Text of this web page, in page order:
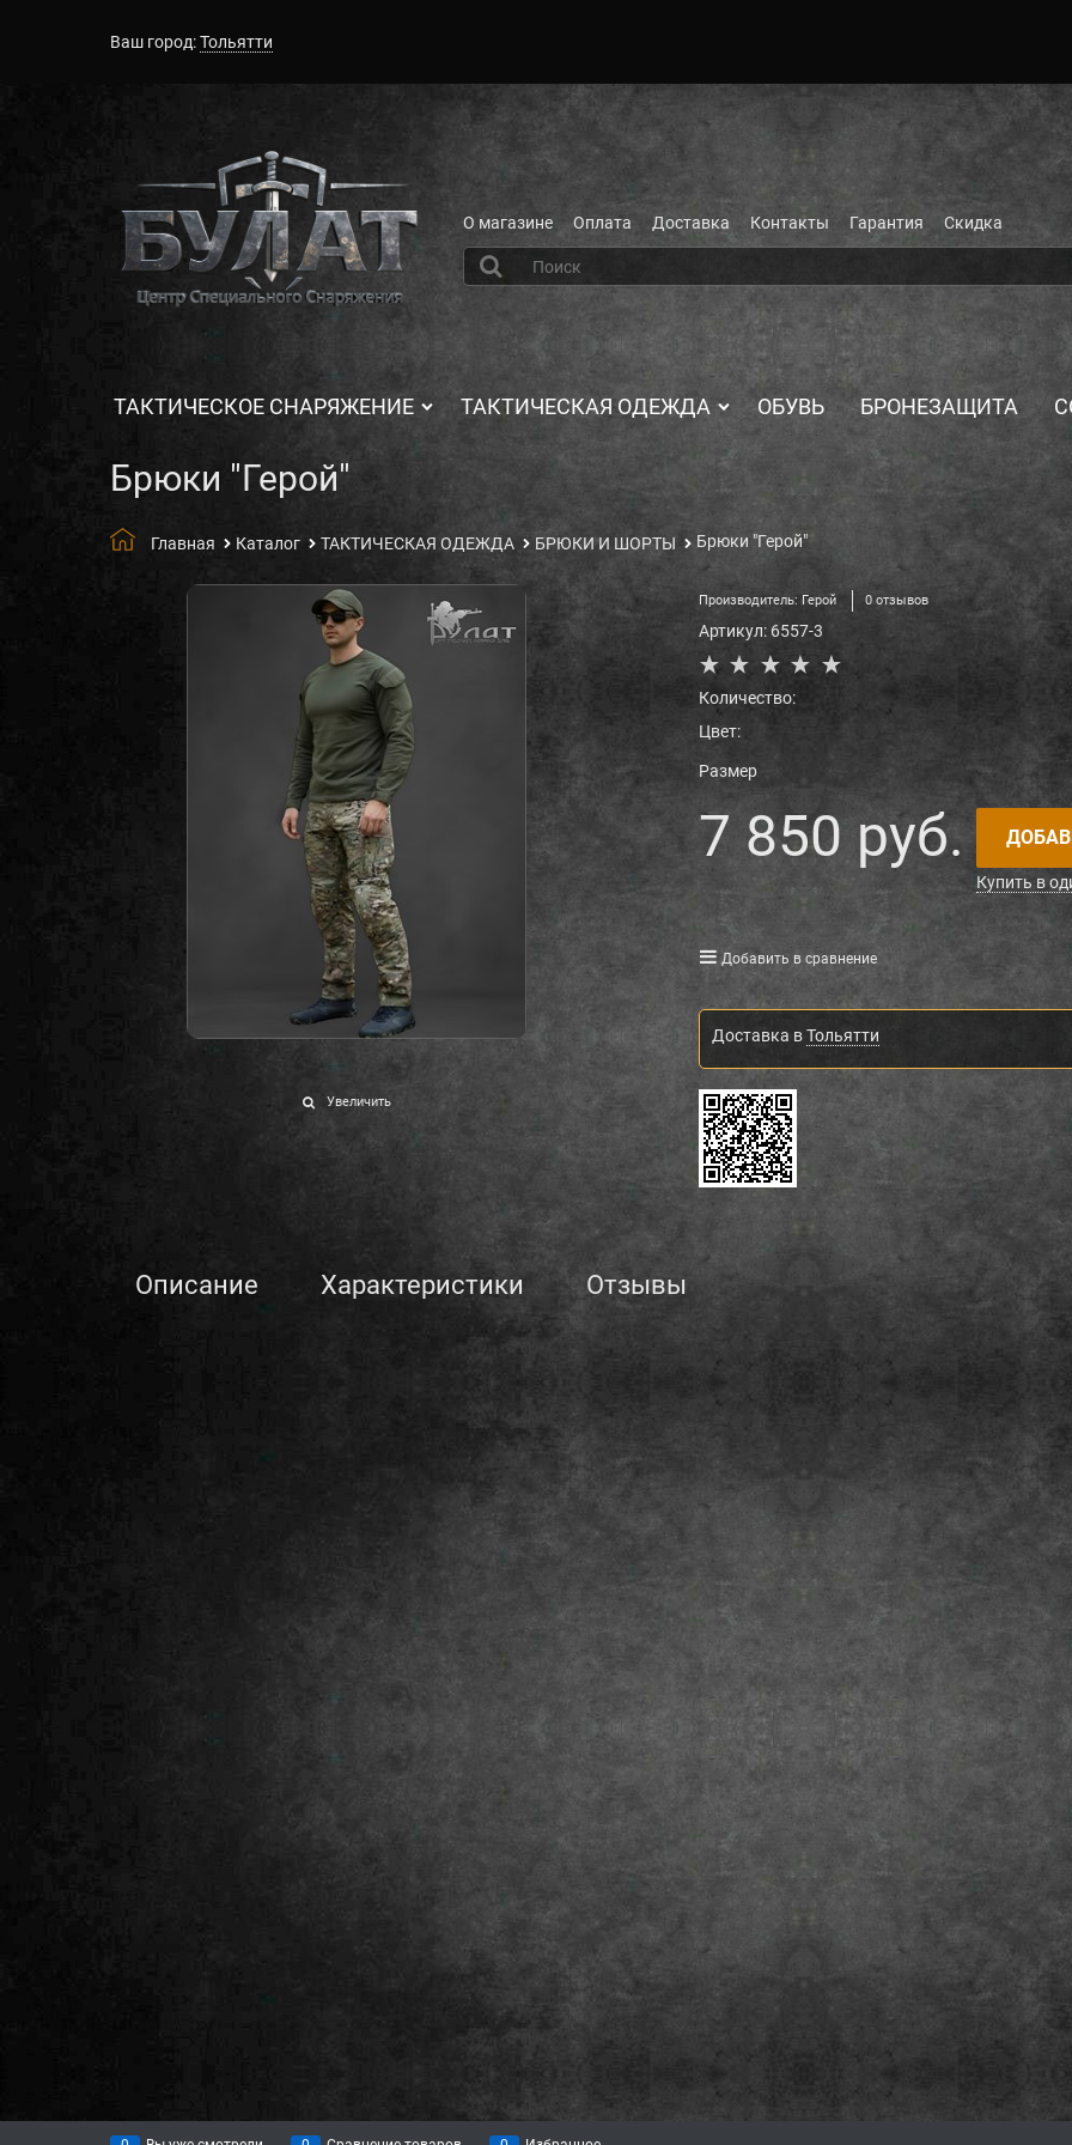
Ваш город:Тольятти
О магазине Оплата Доставка Контакты Гарантия Скидка
ТАКТИЧЕСКОЕ СНАРЯЖЕНИЕ ТАКТИЧЕСКАЯ ОДЕЖДА ОБУВЬ БРОНЕЗАЩИТА
Брюки "Герой"
Главная Каталог ТАКТИЧЕСКАЯ ОДЕЖДА БРЮКИ И ШОРТЫ Брюки "Герой"
Увеличить
Производитель: Герой 0 отзывов
Артикул: 6557-3
Количество:
Цвет:
Размер
7 850 руб.
Купить в
Добавить в сравнение
Доставка вТольятти
Описание Характеристики Отзывы